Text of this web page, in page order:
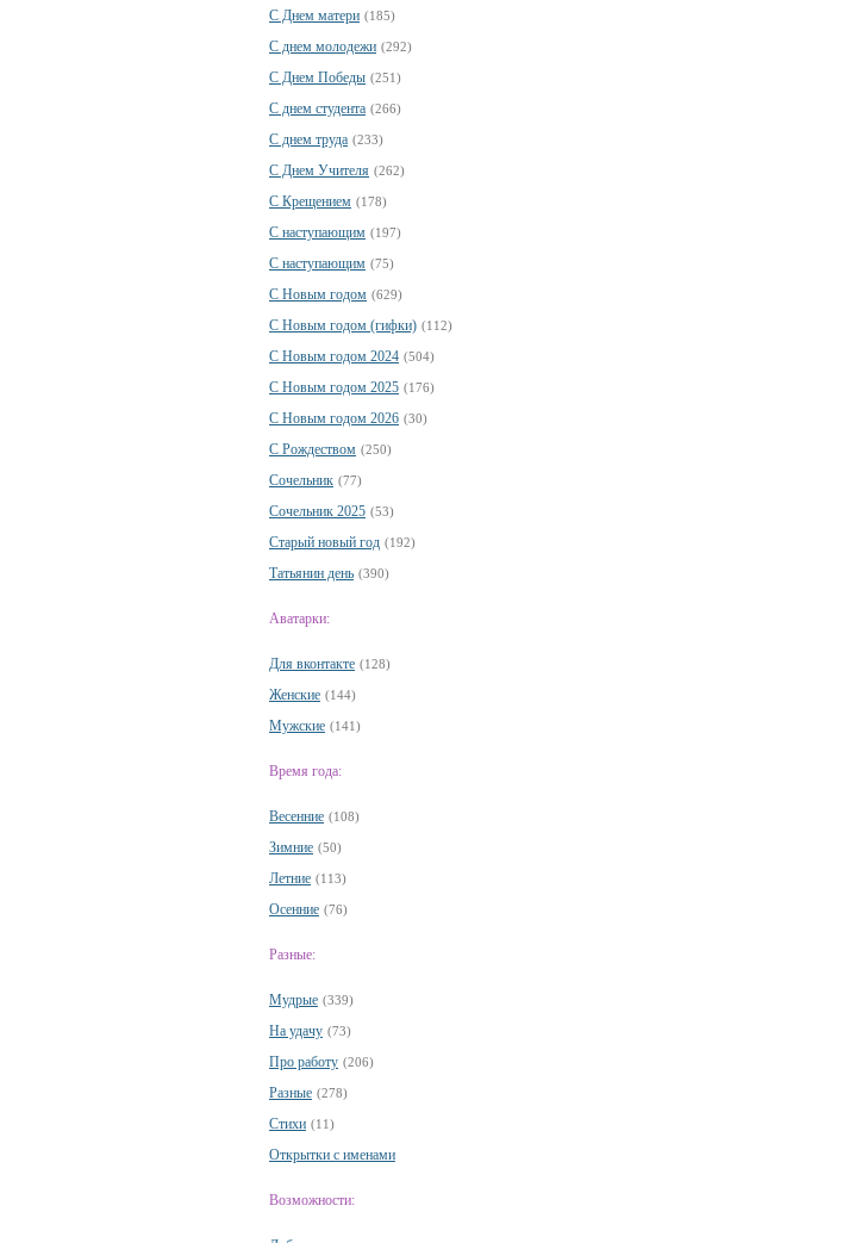
С Днем матери (185)
С днем молодежи (292)
С Днем Победы (251)
С днем студента (266)
С днем труда (233)
С Днем Учителя (262)
С Крещением (178)
С наступающим (197)
С наступающим (75)
С Новым годом (629)
С Новым годом (гифки) (112)
С Новым годом 2024 (504)
С Новым годом 2025 (176)
С Новым годом 2026 (30)
С Рождеством (250)
Сочельник (77)
Сочельник 2025 (53)
Старый новый год (192)
Татьянин день (390)
Аватарки:
Для вконтакте (128)
Женские (144)
Мужские (141)
Время года:
Весенние (108)
Зимние (50)
Летние (113)
Осенние (76)
Разные:
Мудрые (339)
На удачу (73)
Про работу (206)
Разные (278)
Стихи (11)
Открытки с именами
Возможности: